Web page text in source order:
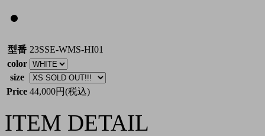
型番 23SSE-WMS-HI01
color
size
Price 44,000円(税込)
ITEM DETAIL